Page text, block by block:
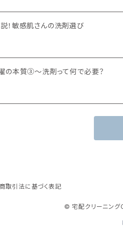
！敏感肌さんの洗剤選び
の本質③～洗剤って何で必要？
取引法に基づく表記
© 宅配クリーニング